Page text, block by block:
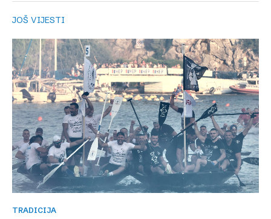
JOŠ VIJESTI
TRADICIJA